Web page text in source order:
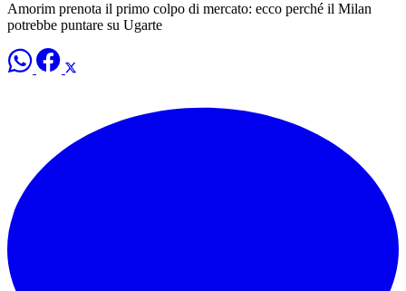
Amorim prenota il primo colpo di mercato: ecco perché il Milan
potrebbe puntare su Ugarte